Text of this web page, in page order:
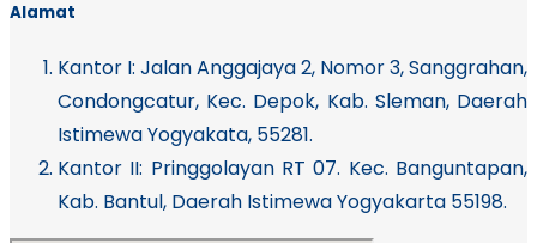
Alamat
Kantor I: Jalan Anggajaya 2, Nomor 3, Sanggrahan,
Condongcatur, Kec. Depok, Kab. Sleman, Daerah
Istimewa Yogyakata, 55281.
Kantor II: Pringgolayan RT 07. Kec. Banguntapan,
Kab. Bantul, Daerah Istimewa Yogyakarta 55198.